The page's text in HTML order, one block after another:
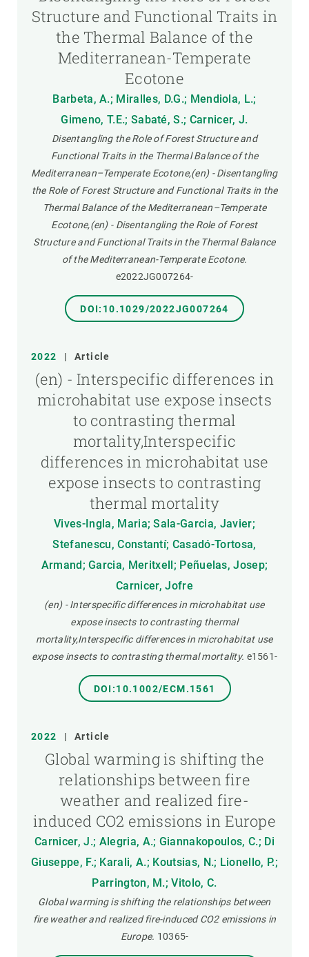
Structure and Functional Traits in
the Thermal Balance of the
Mediterranean-Temperate
Ecotone
Barbeta, A.; Miralles, D.G.; Mendiola, L.;
Gimeno, T.E.; Sabaté, S.; Carnicer, J.
Disentangling the Role of Forest Structure and
Functional Traits in the Thermal Balance of the
Mediterranean–Temperate Ecotone,(en) - Disentangling
the Role of Forest Structure and Functional Traits in the
Thermal Balance of the Mediterranean–Temperate
Ecotone,(en) - Disentangling the Role of Forest
Structure and Functional Traits in the Thermal Balance
of the Mediterranean-Temperate Ecotone.
e2022JG007264-
DOI:10.1029/2022JG007264
2022 | Article
(en) - Interspecific differences in
microhabitat use expose insects
to contrasting thermal
mortality,Interspecific
differences in microhabitat use
expose insects to contrasting
thermal mortality
Vives-Ingla, Maria; Sala-Garcia, Javier;
Stefanescu, Constantí; Casadó-Tortosa,
Armand; Garcia, Meritxell; Peñuelas, Josep;
Carnicer, Jofre
(en) - Interspecific differences in microhabitat use
expose insects to contrasting thermal
mortality,Interspecific differences in microhabitat use
expose insects to contrasting thermal mortality. e1561-
DOI:10.1002/ECM.1561
2022 | Article
Global warming is shifting the
relationships between fire
weather and realized fire-
induced CO2 emissions in Europe
Carnicer, J.; Alegria, A.; Giannakopoulos, C.; Di
Giuseppe, F.; Karali, A.; Koutsias, N.; Lionello, P.;
Parrington, M.; Vitolo, C.
Global warming is shifting the relationships between
fire weather and realized fire-induced CO2 emissions in
Europe. 10365-